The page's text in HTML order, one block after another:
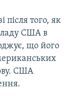
після того, як
США в
що його
США